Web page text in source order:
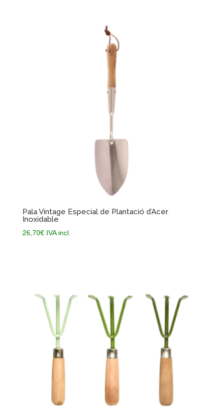
Pala Vintage Especial de Plantació d’Acer
Inoxidable
26,70€ IVA incl.